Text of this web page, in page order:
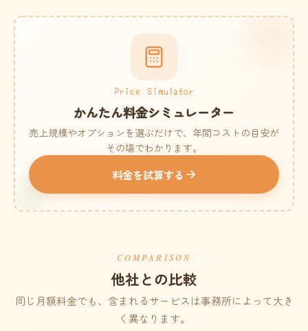
Price Simulator
かんたん料金シミュレーター
売上規模やオプションを選ぶだけで、年間コストの目安が
その場でわかります。
料金を試算する
COMPARISON
他社との比較
同じ月額料金でも、含まれるサービスは事務所によって大き
く異なります。